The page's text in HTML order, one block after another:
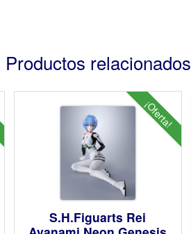
Productos relacionados
¡Oferta!
S.H.Figuarts Rei